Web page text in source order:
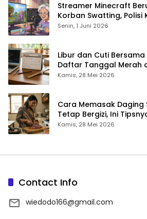
Streamer Minecraft
Korban Swatting, Polisi
Siaran Langsung
Senin, 1 Juni 2026
Libur dan Cuti
Daftar Tanggal Merah
Weekendnya
Kamis, 28 Mei 2026
Cara Memasak Daging
Tetap Bergizi, Ini
Kamis, 28 Mei 2026
Contact Info
wiedodo166@gmail.com